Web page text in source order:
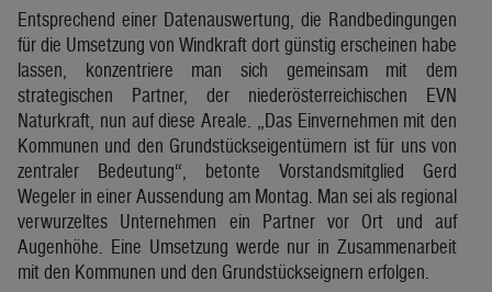
Entsprechend einer Datenauswertung, die Randbedingungen
für die Umsetzung von Windkraft dort günstig erscheinen habe
lassen, konzentriere man sich gemeinsam mit dem
strategischen Partner, der niederösterreichischen EVN
Naturkraft, nun auf diese Areale. „Das Einvernehmen mit den
Kommunen und den Grundstückseigentümern ist für uns von
zentraler Bedeutung“, betonte Vorstandsmitglied Gerd
Wegeler in einer Aussendung am Montag. Man sei als regional
verwurzeltes Unternehmen ein Partner vor Ort und auf
Augenhöhe. Eine Umsetzung werde nur in Zusammenarbeit
mit den Kommunen und den Grundstückseignern erfolgen.